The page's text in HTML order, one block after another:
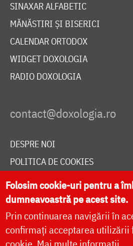
SINAXAR ALFABETIC
MĂNĂSTIRI ȘI BISERICI
CALENDAR ORTODOX
WIDGET DOXOLOGIA
RADIO DOXOLOGIA
DESPRE NOI
POLITICA DE COOKIES
DONEAZĂ ONLINE PENTRU
LIVE
Folosim cookie-uri pentru a
dumneavoastră pe acest site.
Prin continuarea navigării în
confirmați acceptarea utilizării